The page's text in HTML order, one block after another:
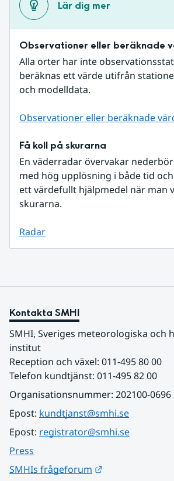
Lär dig mer
Observationer eller beräknade
Alla orter har inte
beräknas ett värde utifrån
och modelldata.
Observationer eller beräknade
Få koll på skurarna
En väderradar övervakar
med hög upplösning i både tid
ett värdefullt hjälpmedel när man
skurarna.
Radar
Kontakta SMHI
SMHI, Sveriges meteorologiska och
institut
Reception och växel: 011-495 80 00
Telefon kundtjänst: 011-495 82 00
Organisationsnummer: 202100-0696
Epost: kundtjanst@smhi.se
Epost: registrator@smhi.se
Press
SMHIs frågeforum